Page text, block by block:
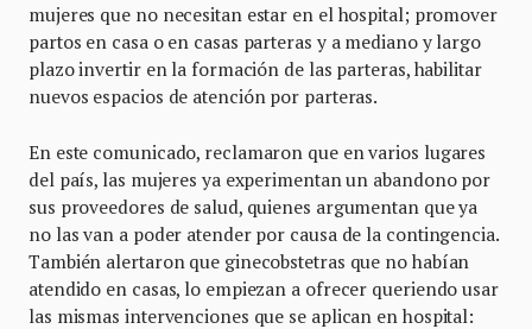
mujeres que no necesitan estar en el hospital; promover
partos en casa o en casas parteras y a mediano y largo
plazo invertir en la formación de las parteras, habilitar
nuevos espacios de atención por parteras.
En este comunicado, reclamaron que en varios lugares
del país, las mujeres ya experimentan un abandono por
sus proveedores de salud, quienes argumentan que ya
no las van a poder atender por causa de la contingencia.
También alertaron que ginecobstetras que no habían
atendido en casas, lo empiezan a ofrecer queriendo usar
las mismas intervenciones que se aplican en hospital: